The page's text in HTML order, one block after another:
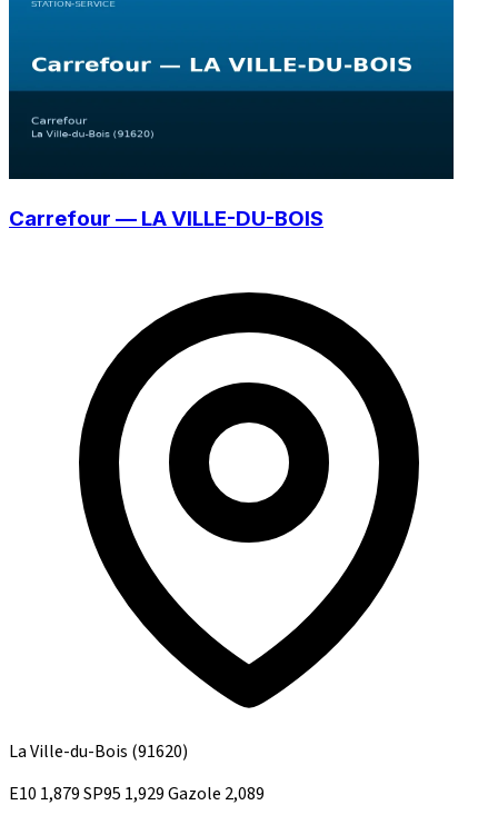
Carrefour — LA VILLE-DU-BOIS
La Ville-du-Bois (91620)
E10 1,879SP95 1,929Gazole 2,089